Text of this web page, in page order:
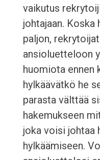
vaikutus
johtajaan. Koska
paljon,
ansioluetteloon
huomiota ennen
hylkäävätkö he
parasta välttää
hakemukseen
joka voisi johtaa
hylkäämiseen.